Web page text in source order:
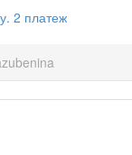
2 платеж